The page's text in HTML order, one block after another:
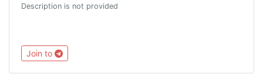
Description is not provided
Join to